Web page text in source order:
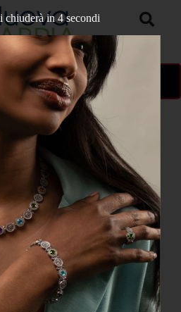
AIR
chiuderà in 3 secondi